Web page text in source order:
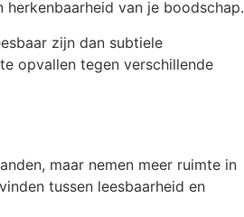
van je boodschap.
zijn dan subtiele
opvallen tegen verschillende
maar nemen meer ruimte in
tussen leesbaarheid en